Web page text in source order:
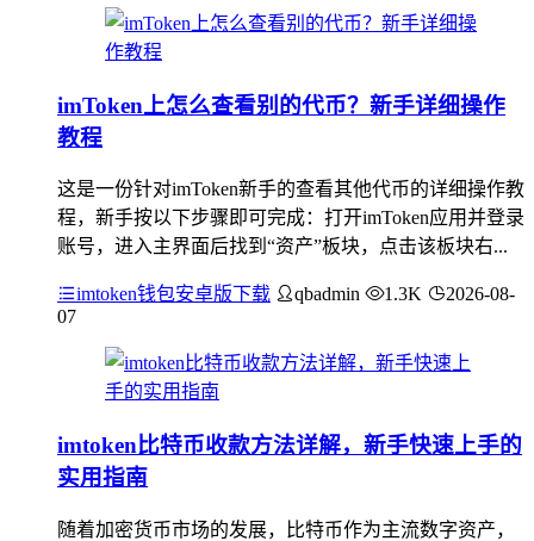
imToken上怎么查看别的代币？新手详细操作
教程
这是一份针对imToken新手的查看其他代币的详细操作教
程，新手按以下步骤即可完成：打开imToken应用并登录
账号，进入主界面后找到“资产”板块，点击该板块右...
imtoken钱包安卓版下载 qbadmin 1.3K
2026-08-
07
imtoken比特币收款方法详解，新手快速上手的
实用指南
随着加密货币市场的发展，比特币作为主流数字资产，